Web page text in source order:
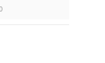
てもらった方がシンプ
どん料金が細分化され